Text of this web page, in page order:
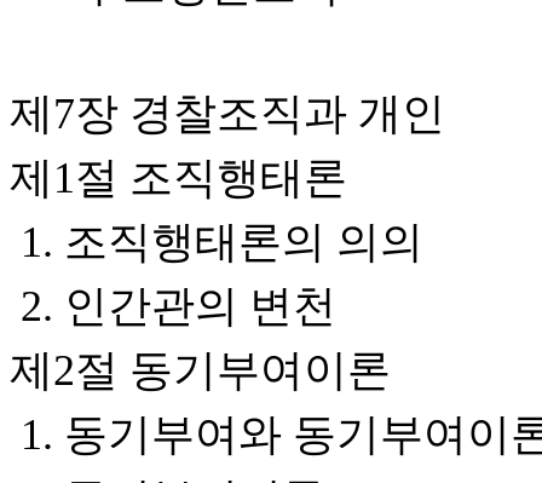
제7장 경찰조직과 개인
제1절 조직행태론
1. 조직행태론의 의의
2. 인간관의 변천
제2절 동기부여이론
1. 동기부여와 동기부여이